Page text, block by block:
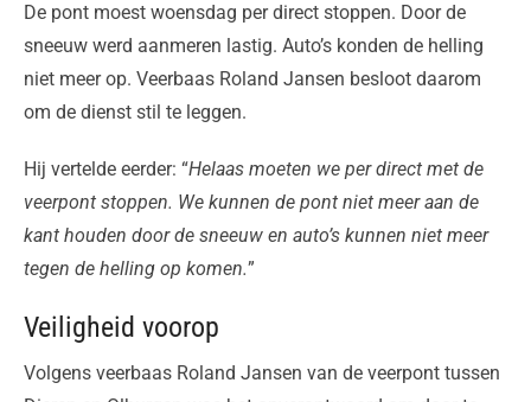
De pont moest woensdag per direct stoppen. Door de
sneeuw werd aanmeren lastig. Auto’s konden de helling
niet meer op. Veerbaas Roland Jansen besloot daarom
om de dienst stil te leggen.
Hij vertelde eerder: “Helaas moeten we per direct met de
veerpont stoppen. We kunnen de pont niet meer aan de
kant houden door de sneeuw en auto’s kunnen niet meer
tegen de helling op komen.”
Veiligheid voorop
Volgens veerbaas Roland Jansen van de veerpont tussen